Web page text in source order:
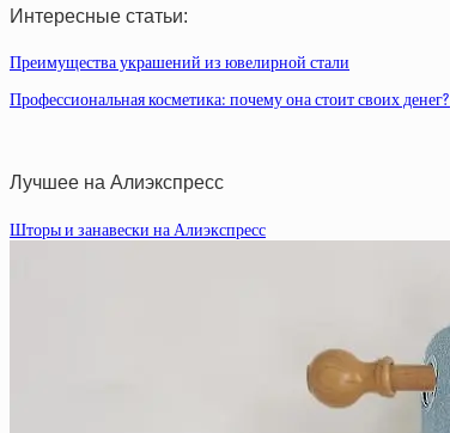
Интересные статьи:
Преимущества украшений из ювелирной стали
Профессиональная косметика: почему она стоит своих денег?
Лучшее на Алиэкспресс
Шторы и занавески на Алиэкспресс